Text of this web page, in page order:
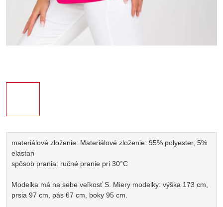
materiálové zloženie: Materiálové zloženie: 95% polyester, 5%
elastan
spôsob prania: ručné pranie pri 30°C
Modelka má na sebe veľkosť S. Miery modelky: výška 173 cm,
prsia 97 cm, pás 67 cm, boky 95 cm.